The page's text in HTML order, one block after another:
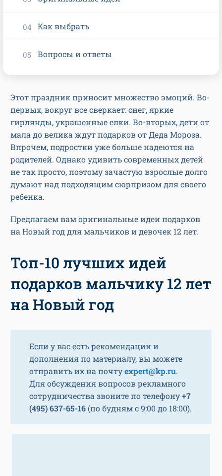
Этот праздник приносит множество эмоций. Во-
первых, вокруг все сверкает: снег, яркие
гирлянды, украшенные елки. Во-вторых, дети от
мала до велика ждут подарков от Деда Мороза.
Впрочем, подростки уже больше надеются на
родителей. Однако удивить современных детей
не так просто, поэтому зачастую взрослые долго
думают над подходящим сюрпризом для своего
ребенка.
Предлагаем вам оригинальные идеи подарков
на Новый год для мальчиков и девочек 12 лет.
Топ-10 лучших идей
подарков мальчику 12 лет
на Новый год
Если у вас есть рекомендации и
дополнения по материалу, вы можете
отправить их на почтуexpert@kp.ru.
Для обсуждения вопросов рекламного
сотрудничества звоните по телефону+7
(495) 637-65-16 (по будням с 9:00 до 18:00).
Как выбрать
Вопросы и ответы